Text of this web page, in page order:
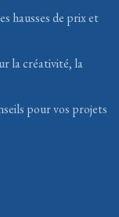
hausses de prix et
la créativité, la
pour vos projets